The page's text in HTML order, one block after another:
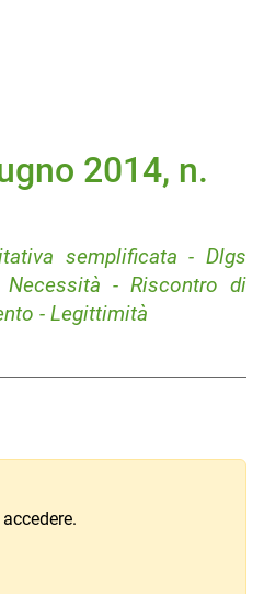
2014, n.
semplificata - Dlgs
Necessità - Riscontro di
- Legittimità
accedere.